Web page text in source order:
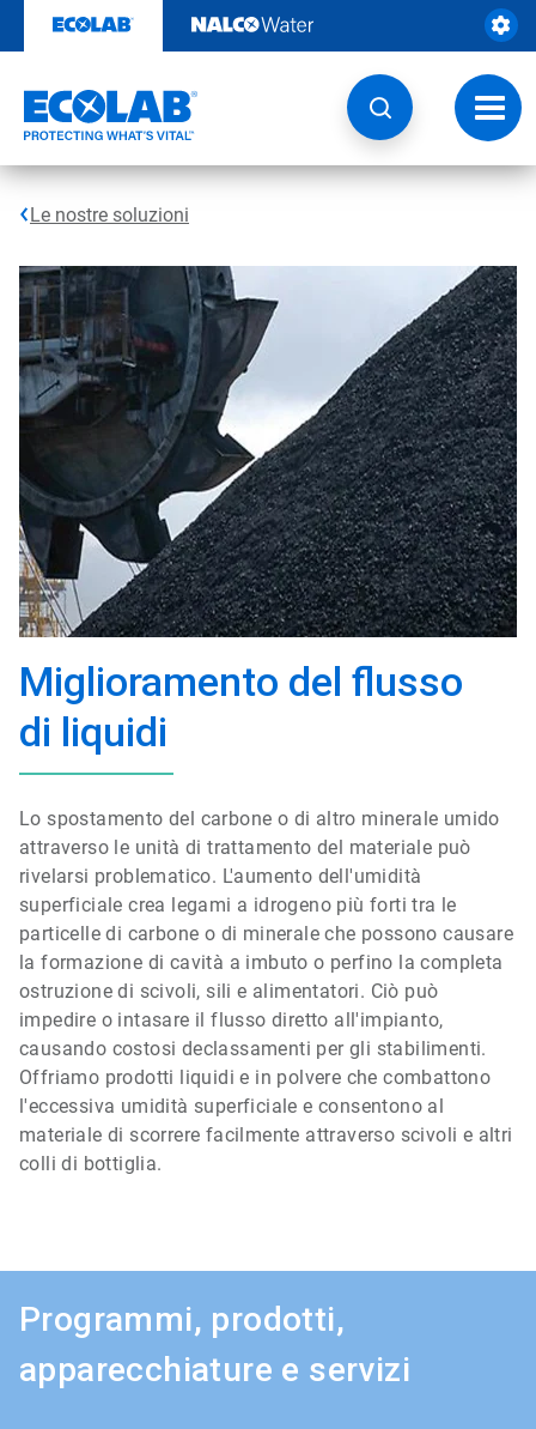
contenuto
Le nostre soluzioni
Miglioramento del flusso
di liquidi
Lo spostamento del carbone o di altro minerale umido
attraverso le unità di trattamento del materiale può
rivelarsi problematico. L'aumento dell'umidità
superficiale crea legami a idrogeno più forti tra le
particelle di carbone o di minerale che possono causare
la formazione di cavità a imbuto o perfino la completa
ostruzione di scivoli, sili e alimentatori. Ciò può
impedire o intasare il flusso diretto all'impianto,
causando costosi declassamenti per gli stabilimenti.
Offriamo prodotti liquidi e in polvere che combattono
l'eccessiva umidità superficiale e consentono al
materiale di scorrere facilmente attraverso scivoli e altri
colli di bottiglia.
Programmi, prodotti,
apparecchiature e servizi